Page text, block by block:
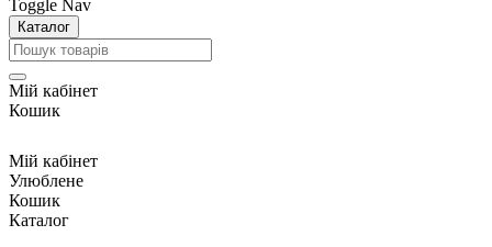
Toggle Nav
Каталог
Мій кабінет
Кошик
Мій кабінет
Улюблене
Кошик
Каталог